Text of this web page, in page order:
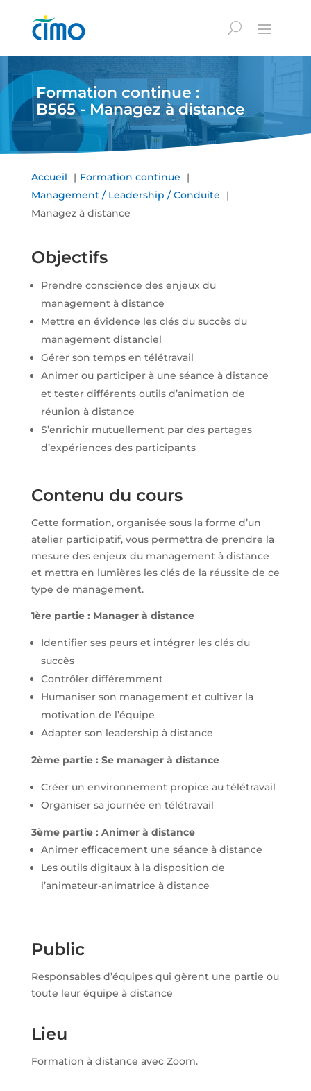
Formation continue :
B565 - Managez à distance
Accueil
Formation continue
Management / Leadership / Conduite
Managez à distance
Objectifs
Prendre conscience des enjeux du
management à distance
Mettre en évidence les clés du succès du
management distanciel
Gérer son temps en télétravail
Animer ou participer à une séance à distance
et tester différents outils d’animation de
réunion à distance
S’enrichir mutuellement par des partages
d’expériences des participants
Contenu du cours
Cette formation, organisée sous la forme d’un
atelier participatif, vous permettra de prendre la
mesure des enjeux du management à distance
et mettra en lumières les clés de la réussite de ce
type de management.
1ère partie : Manager à distance
Identifier ses peurs et intégrer les clés du
succès
Contrôler différemment
Humaniser son management et cultiver la
motivation de l’équipe
Adapter son leadership à distance
2ème partie : Se manager à distance
Créer un environnement propice au télétravail
Organiser sa journée en télétravail
3ème partie : Animer à distance
Animer efficacement une séance à distance
Les outils digitaux à la disposition de
l’animateur-animatrice à distance
Public
Responsables d’équipes qui gèrent une partie ou
toute leur équipe à distance
Lieu
Formation à distance avec Zoom.